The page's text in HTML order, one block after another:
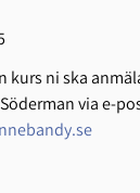
kurs ni ska
via e-